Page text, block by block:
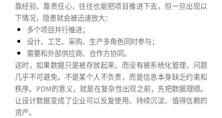
靠经验、靠责任心，往往也能把项目推进下去。但一旦出现以
下情况，隐患就会被迅速放大：
多个项目并行推进；
设计、工艺、采购、生产多角色同时参与；
需要和外部供应商、合作方协同。
这时，如果数据只是被存放起来，而没有被系统化管理，问题
几乎不可避免。不是某个人不负责，而是信息本身缺乏约束和
秩序。PDM的意义，就是在复杂性出现之前，先把数据理顺。
让设计数据变成了企业可以反复使用、持续沉淀、值得信赖的
资产。